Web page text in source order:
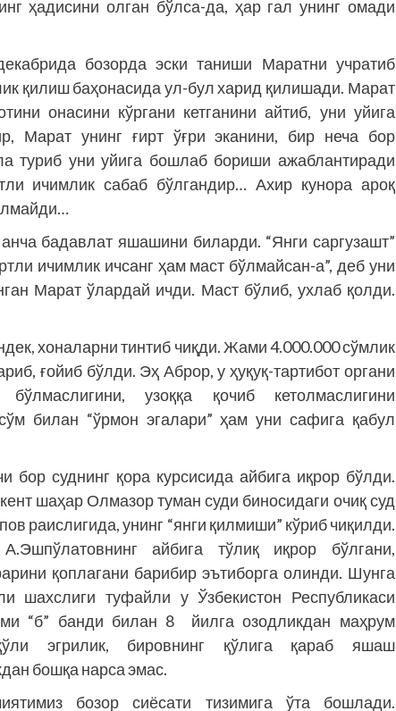
ҳадисини олган бўлса-да, ҳар гал унинг омади
бозорда эски таниши Маратни учратиб
қилиш баҳонасида ул-бул харид қилишади. Марат
онасини кўргани кетганини айтиб, уни уйига
Марат унинг ғирт ўғри эканини, бир неча бор
туриб уни уйи­га бошлаб бориши ажаблантиради
ичимлик сабаб бўлгандир… Ахир кун­ора ароқ
бадавлат яшашини биларди. “Янги саргузашт”
ичимлик ичсанг ҳам маст бўлмайсан-а”, деб уни
Марат ўлардай ичди. Маст бўлиб, ухлаб қолди.
хоналарни тинтиб чиқди. Жами 4.000.000 сўмлик
ғойиб бўлди. Эҳ Аброр, у ҳуқуқ-тартибот органи
узо­қ­қа қочиб кетолмаслигини
билан “ўрмон эгалари” ҳам уни сафига қабул
суднинг қора курсисида айбига иқрор бўлди.
шаҳар Олмазор туман суди биносидаги очиқ суд
раислигида, унинг “янги қилмиши” кўриб чиқилди.
айбига тўлиқ иқрор бўлгани,
қоплагани барибир эътиборга олинди. Шунга
шахслиги туфайли у Ўзбекистон Республикаси
“б” банди билан 8 йилга озодликдан маҳрум
эгрилик, бировнинг қўлига қараб яшаш
бошқа нарса эмас.
бозор сиёсати тизимига ўта бошлади.